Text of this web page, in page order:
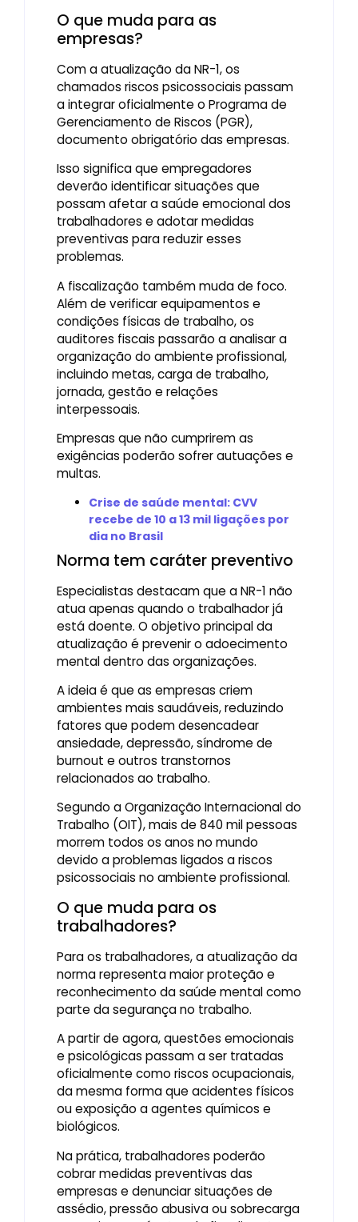
O que muda para as
empresas?
Com a atualização da NR-1, os
chamados riscos psicossociais passam
a integrar oficialmente o Programa de
Gerenciamento de Riscos (PGR),
documento obrigatório das empresas.
Isso significa que empregadores
deverão identificar situações que
possam afetar a saúde emocional dos
trabalhadores e adotar medidas
preventivas para reduzir esses
problemas.
A fiscalização também muda de foco.
Além de verificar equipamentos e
condições físicas de trabalho, os
auditores fiscais passarão a analisar a
organização do ambiente profissional,
incluindo metas, carga de trabalho,
jornada, gestão e relações
interpessoais.
Empresas que não cumprirem as
exigências poderão sofrer autuações e
multas.
Crise de saúde mental: CVV
recebe de 10 a 13 mil ligações por
dia no Brasil
Norma tem caráter preventivo
Especialistas destacam que a NR-1 não
atua apenas quando o trabalhador já
está doente. O objetivo principal da
atualização é prevenir o adoecimento
mental dentro das organizações.
A ideia é que as empresas criem
ambientes mais saudáveis, reduzindo
fatores que podem desencadear
ansiedade, depressão, síndrome de
burnout e outros transtornos
relacionados ao trabalho.
Segundo a Organização Internacional do
Trabalho (OIT), mais de 840 mil pessoas
morrem todos os anos no mundo
devido a problemas ligados a riscos
psicossociais no ambiente profissional.
O que muda para os
trabalhadores?
Para os trabalhadores, a atualização da
norma representa maior proteção e
reconhecimento da saúde mental como
parte da segurança no trabalho.
A partir de agora, questões emocionais
e psicológicas passam a ser tratadas
oficialmente como riscos ocupacionais,
da mesma forma que acidentes físicos
ou exposição a agentes químicos e
biológicos.
Na prática, trabalhadores poderão
cobrar medidas preventivas das
empresas e denunciar situações de
assédio, pressão abusiva ou sobrecarga